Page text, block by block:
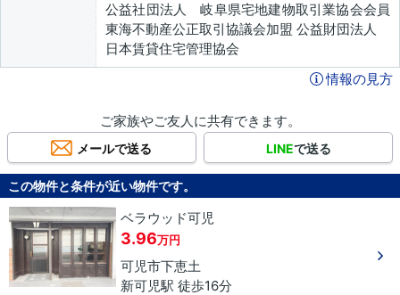
公益社団法人 岐阜県宅地建物取引業協会会員
東海不動産公正取引協議会加盟 公益財団法人
日本賃貸住宅管理協会
情報の見方
ご家族やご友人に共有できます。
メールで送る LINEで送る
この物件と条件が近い物件です。
ベラウッド可児
3.96万円
可児市下恵土
新可児駅 徒歩16分